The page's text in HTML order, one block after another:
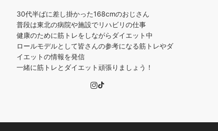
30代半ばに差し掛かった168cmのおじさん
普段は東北の病院や施設でリハビリの仕事
健康のために筋トレをしながらダイエット中
ロールモデルとして皆さんの参考になる筋トレやダ
イエットの情報を発信
一緒に筋トレとダイエット頑張りましょう！